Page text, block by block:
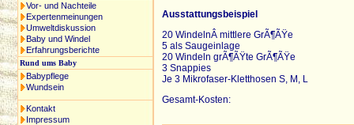
Vor- und Nachteile
Expertenmeinungen
Umweltdiskussion
Baby und Windel
Erfahrungsberichte
Rund ums Baby
Babypflege
Wundsein
Kontakt
Impressum
Ausstattungsbeispiel
20 WindelnÂ mittlere GrÃ¶ÃŸe
5 als Saugeinlage
20 Windeln grÃ¶ÃŸte GrÃ¶ÃŸe
3 Snappies
Je 3 Mikrofaser-Kletthosen S, M, L
Gesamt-Kosten: